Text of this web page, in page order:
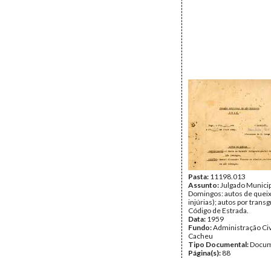
Pasta: 11198.013
Assunto:Julgado
Domingos: autos de
injúrias); autos por
Código de Estrada.
Data: 1959
Fundo:Administração
Cacheu
Tipo Documental:
Página(s): 88